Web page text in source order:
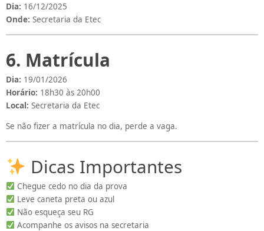
Dia: 16/12/2025
Onde: Secretaria da Etec
6. Matrícula
Dia: 19/01/2026
Horário: 18h30 às 20h00
Local: Secretaria da Etec
Se não fizer a matrícula no dia, perde a vaga.
Dicas Importantes
Chegue cedo no dia da prova
Leve caneta preta ou azul
Não esqueça seu RG
Acompanhe os avisos na secretaria